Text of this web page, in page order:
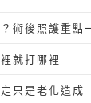
術後照護重點
就打哪裡
只是老化造成